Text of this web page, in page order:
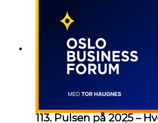
av Noblewolf AS.
113. Pulsen på 2025 –